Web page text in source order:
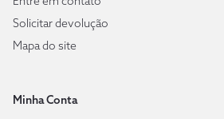
Solicitar devolução
Mapa do site
Minha Conta